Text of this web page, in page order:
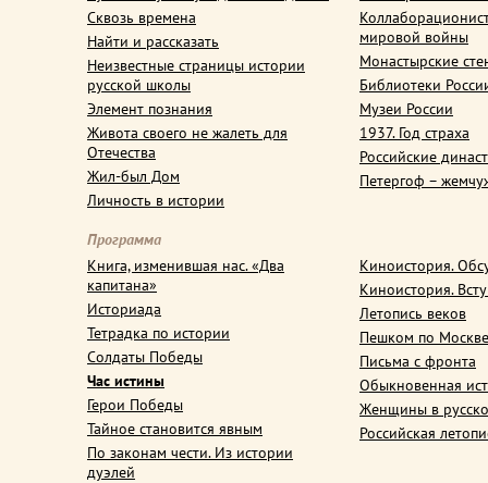
Сквозь времена
Найти и рассказать
Неизвестные страницы истории
русской школы
Элемент познания
Живота своего не жалеть для
Отечества
Жил-был Дом
Личность в истории
мировой войны
Монастырские
Библиотеки
Музеи России
1937. Год страха
Российские
Петергоф –
Программа
Книга, изменившая нас. «Два
капитана»
Историада
Тетрадка по истории
Солдаты Победы
Час истины
Герои Победы
Тайное становится явным
По законам чести. Из истории
дуэлей
Киноистория.
Киноистория.
Летопись веков
Пешком по Москве
Письма с фронта
Обыкновенная
Женщины в
Российская